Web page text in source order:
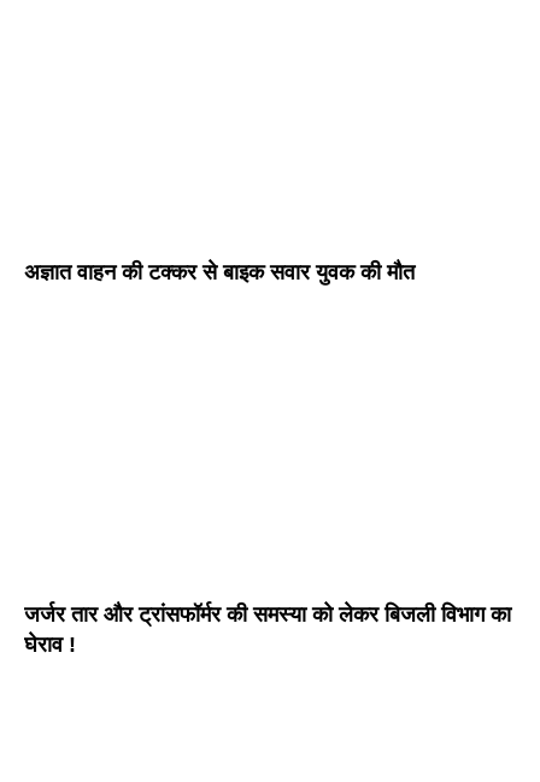
अज्ञात वाहन की टक्कर से बाइक सवार युवक की मौत
जर्जर तार और ट्रांसफॉर्मर की समस्या को लेकर बिजली विभाग का
घेराव !